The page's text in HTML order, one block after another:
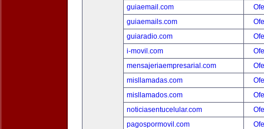
guiaemail.com
guiaemails.com
guiaradio.com
i-movil.com
mensajeriaempresarial.com
misllamadas.com
misllamados.com
noticiasentucelular.com
pagospormovil.com